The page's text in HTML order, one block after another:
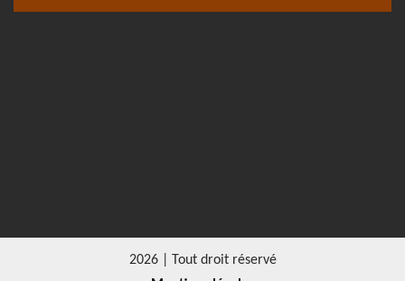
2026 | Tout droit réservé